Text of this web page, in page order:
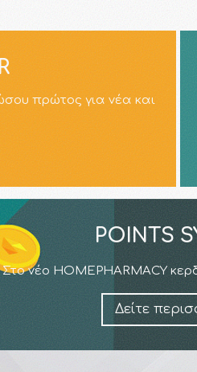
πρώτος για νέα και
POINTS
Στο νέο HOMEPHARMACY
Δείτε